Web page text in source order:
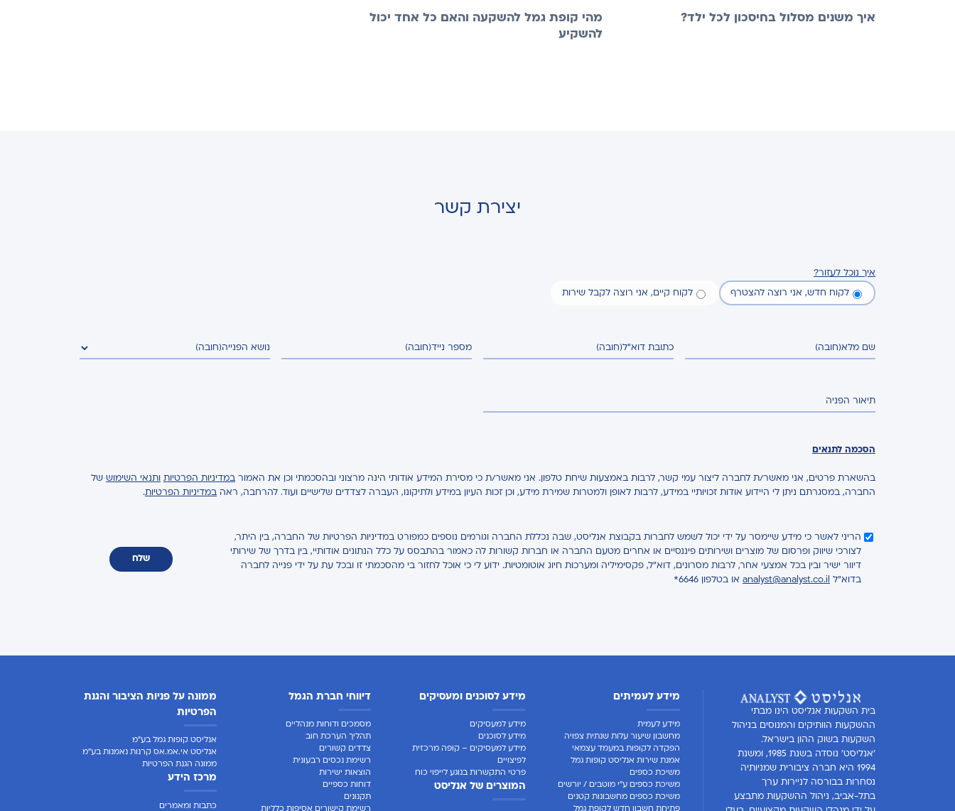
איך משנים מסלול בחיסכון לכל ילד?
מהי קופת גמל להשקעה והאם כל אחד יכול
להשקיע
יצירת קשר
איך נוכל לעזור?
לקוח חדש, אני רוצה להצטרף לקוח קיים, אני רוצה לקבל שירות
שם מלא(חובה) כתובת דוא"ל(חובה) מספר נייד(חובה) נושא הפנייה(חובה)
תיאור הפניה
הסכמה לתנאים
בהשארת פרטים, אני מאשר/ת לחברה ליצור עמי קשר, לרבות באמצעות שיחת טלפון. אני מאשר/ת כי מסירת המידע אודותי הינה מרצוני ובהסכמתי וכן את האמור במדיניות הפרטיות ותנאי השימוש של
החברה, במסגרתם ניתן לי היידוע אודות זכויותיי במידע, לרבות לאופן ולמטרות שמירת מידע, וכן זכות העיון במידע ולתיקונו, העברה לצדדים שלישיים ועוד. להרחבה, ראה במדיניות הפרטיות.
הריני לאשר כי מידע שיימסר על ידי יכול לשמש לחברות בקבוצת אנליסט, שבה נכללת החברה וגורמים נוספים כמפורט במדיניות הפרטיות של החברה, בין היתר,
לצורכי שיווק ופרסום של מוצרים ושירותים פיננסיים או אחרים מטעם החברה או חברות קשורות לה כאמור בהתבסס על כלל הנתונים אודותיי, בין בדרך של שירותי
דיוור ישיר ובין בכל אמצעי אחר, לרבות מסרונים, דוא"ל, פקסימיליה ומערכות חיוג אוטומטיות. ידוע לי כי אוכל לחזור בי מהסכמתי זו ובכל עת על ידי פנייה לחברה
בדוא"ל
analyst@analyst.co.il או בטלפון 6646*
שלח
בית השקעות אנליסט הינו מבתי
ההשקעות הוותיקים והמנוסים בניהול
השקעות בשוק ההון בישראל.
'אנליסט' נוסדה בשנת 1985, ומשנת
1994 היא חברה ציבורית שמניותיה
נסחרות בבורסה לניירות ערך
בתל-אביב, ניהול ההשקעות מתבצע
מידע לעמיתים
מידע לעמית
מחשבון שיעור עלות שנתית צפויה
הפקדה לקופות במעמד עצמאי
אמנת שירות אנליסט קופות גמל
משיכת כספים
משיכת כספים ע"י מוטבים / יורשים
משיכת כספים מחשבונות קטנים
מידע לסוכנים ומעסיקים
מידע למעסיקים
מידע לסוכנים
מידע למעסיקים – קופה מרכזית
לפיצויים
פרטי התקשרות בנוגע לייפוי כוח
המוצרים של אנליסט
דיווחי חברת הגמל
מסמכים ודוחות מנהליים
תהליך הערכת חוב
צדדים קשורים
רשימת נכסים רבעונית
הוצאות ישירות
דוחות כספיים
תקנונים
ממונה על פניות הציבור והגנת
הפרטיות
אנליסט קופות גמל בע"מ
אנליסט אי.אמ.אס קרנות נאמנות בע"מ
ממונה הגנת הפרטיות
מרכז הידע
כתבות ומאמרים